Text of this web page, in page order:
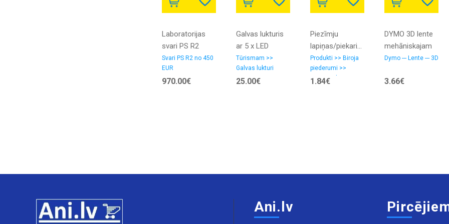
Laboratorijas
svari PS R2
10100g/10mg ar
verifikāciju
Svari PS R2 no 450
EUR
970.00€
Galvas lukturis
ar 5 x LED
diodēm, 4
apgaismojuma
režīmi, T6 +
Tūrismam >>
Galvas lukturi
25.00€
Piezīmju
lapiņas/piekariņš
Nr. 326/9
Produkti >> Biroja
piederumi >>
Piezīmju lapiņas
1.84€
DYMO 3D lente
mehāniskajam
uzlīmju
x 3 m / zila
Dymo --- Lente --- 3D
3.66€
Ani.lv